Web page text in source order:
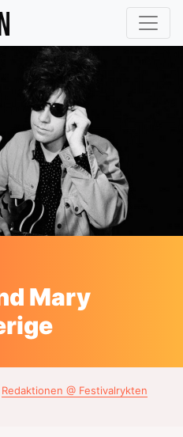
Mary
Redaktionen @ Festivalrykten